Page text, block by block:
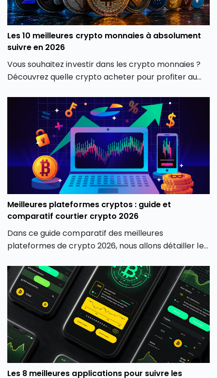
Les 10 meilleures crypto monnaies à absolument
suivre en 2026
Vous souhaitez investir dans les crypto monnaies ?
Découvrez quelle crypto acheter pour profiter au
article qui propose un tour d’horizon des meilleures
cryptos 2026.
Meilleures plateformes cryptos : guide et
comparatif courtier crypto 2026
Dans ce guide comparatif des meilleures
plateformes de crypto 2026, nous allons détailler les
éclairé du meilleur broker crypto. Nous examinerons
également l’importance de la régulation, de la
réputation, des frais de transaction pour vous aider à
naviguer dans le paysage complexe des meilleures
plateformes de crypto, et à sélectionner la
meilleure plateforme crypto.
Les 8 meilleures applications pour suivre les